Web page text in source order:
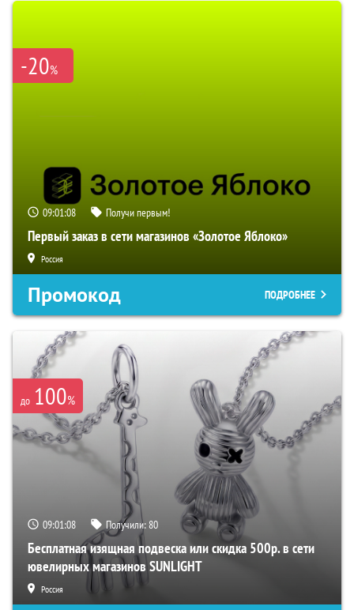
-20%
09:01:07 Получи первым!
Первый заказ в сети магазинов «Золотое Яблоко»
Россия
Промокод ПОДРОБНЕЕ
до 100%
09:01:07 Получили:80
Бесплатная изящная подвеска или скидка 500р. в сети
ювелирных магазинов SUNLIGHT
Россия